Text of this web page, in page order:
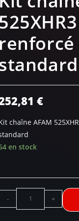
€
chaîne AFAM
en stock
- +